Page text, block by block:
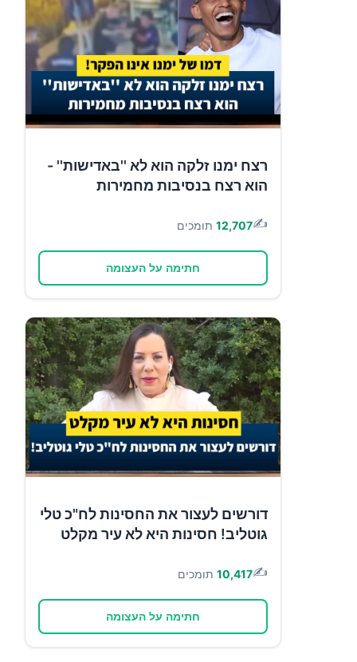
רצח ימנו זלקה הוא לא ''באדישות'' -
הוא רצח בנסיבות מחמירות
✍️
12,707 תומכים
חתימה על העצומה
דורשים לעצור את החסינות לח"כ טלי
גוטליב! חסינות היא לא עיר מקלט
✍️
10,417 תומכים
חתימה על העצומה